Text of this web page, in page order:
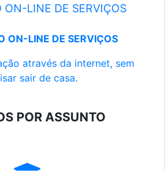
ON-LINE DE SERVIÇOS
ON-LINE DE SERVIÇOS
através da internet, sem
sair de casa.
POR ASSUNTO